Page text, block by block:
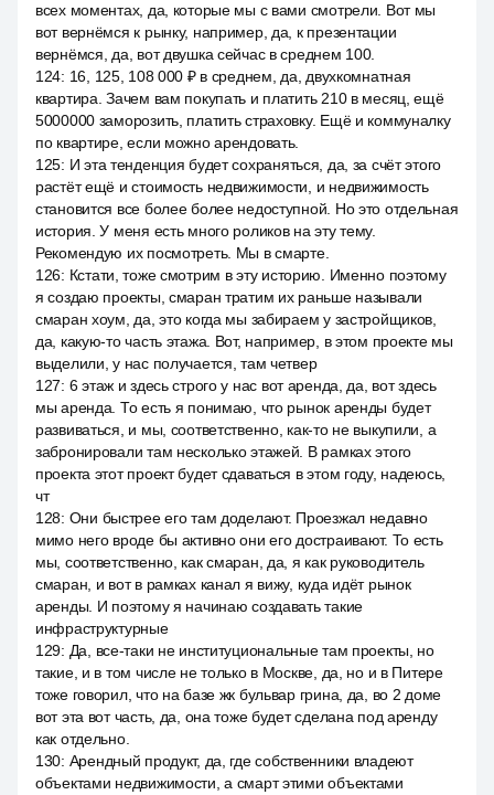
всех моментах, да, которые мы с вами смотрели. Вот мы
вот вернёмся к рынку, например, да, к презентации
вернёмся, да, вот двушка сейчас в среднем 100.
124: 16, 125, 108 000 ₽ в среднем, да, двухкомнатная
квартира. Зачем вам покупать и платить 210 в месяц, ещё
5000000 заморозить, платить страховку. Ещё и коммуналку
по квартире, если можно арендовать.
125: И эта тенденция будет сохраняться, да, за счёт этого
растёт ещё и стоимость недвижимости, и недвижимость
становится все более более недоступной. Но это отдельная
история. У меня есть много роликов на эту тему.
Рекомендую их посмотреть. Мы в смарте.
126: Кстати, тоже смотрим в эту историю. Именно поэтому
я создаю проекты, смаран тратим их раньше называли
смаран хоум, да, это когда мы забираем у застройщиков,
да, какую-то часть этажа. Вот, например, в этом проекте мы
выделили, у нас получается, там четвер
127: 6 этаж и здесь строго у нас вот аренда, да, вот здесь
мы аренда. То есть я понимаю, что рынок аренды будет
развиваться, и мы, соответственно, как-то не выкупили, а
забронировали там несколько этажей. В рамках этого
проекта этот проект будет сдаваться в этом году, надеюсь,
чт
128: Они быстрее его там доделают. Проезжал недавно
мимо него вроде бы активно они его достраивают. То есть
мы, соответственно, как смаран, да, я как руководитель
смаран, и вот в рамках канал я вижу, куда идёт рынок
аренды. И поэтому я начинаю создавать такие
инфраструктурные
129: Да, все-таки не институциональные там проекты, но
такие, и в том числе не только в Москве, да, но и в Питере
тоже говорил, что на базе жк бульвар грина, да, во 2 доме
вот эта вот часть, да, она тоже будет сделана под аренду
как отдельно.
130: Арендный продукт, да, где собственники владеют
объектами недвижимости, а смарт этими объектами